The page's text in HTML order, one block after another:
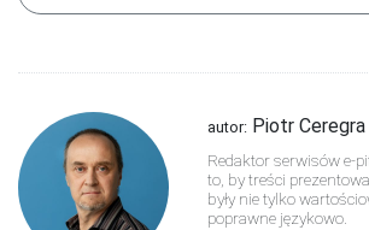
autor: Piotr Ceregra
Redaktor serwisów e-
to, by treści
były nie tylko
poprawne językowo.